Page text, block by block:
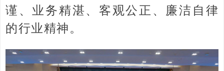
谨、业务精湛、客观公正、廉洁自律
的行业精神。